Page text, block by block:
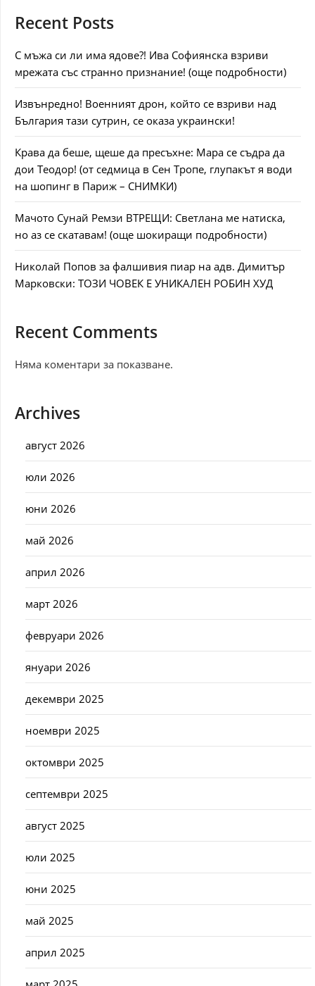
Recent Posts
С мъжа си ли има ядове?! Ива Софиянска взриви
мрежата със странно признание! (още подробности)
Извънредно! Военният дрон, който се взриви над
България тази сутрин, се оказа украински!
Крава да беше, щеше да пресъхне: Мара се съдра да
дои Теодор! (от седмица в Сен Тропе, глупакът я води
на шопинг в Париж – СНИМКИ)
Мачото Сунай Ремзи ВТРЕЩИ: Светлана ме натиска,
но аз се скатавам! (още шокиращи подробности)
Николай Попов за фалшивия пиар на адв. Димитър
Марковски: ТОЗИ ЧОВЕК Е УНИКАЛЕН РОБИН ХУД
Recent Comments
Няма коментари за показване.
Archives
август 2026
юли 2026
юни 2026
май 2026
април 2026
март 2026
февруари 2026
януари 2026
декември 2025
ноември 2025
октомври 2025
септември 2025
август 2025
юли 2025
юни 2025
май 2025
април 2025